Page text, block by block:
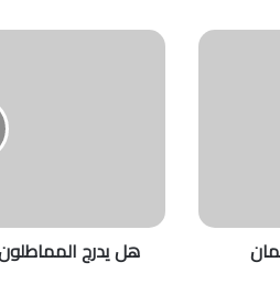
مستحقات ‫الضمان
ه
م
هل يدرج